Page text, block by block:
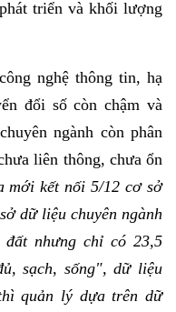
triển và khối lượng
nghệ thông tin, hạ
đổi số còn chậm và
ngành còn phân
liên thông, chưa ổn
mới kết nối 5/12 cơ sở
dữ liệu chuyên ngành
nhưng chỉ có 23,5
sạch, sống", dữ liệu
quản lý dựa trên dữ